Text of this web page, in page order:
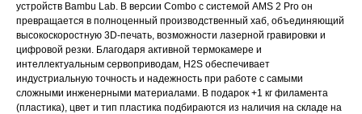
устройств Bambu Lab. В версии Combo с системой AMS 2 Pro он
превращается в полноценный производственный хаб, объединяющий
высокоскоростную 3D-печать, возможности лазерной гравировки и
цифровой резки. Благодаря активной термокамере и
интеллектуальным сервоприводам, H2S обеспечивает
индустриальную точность и надежность при работе с самыми
сложными инженерными материалами. В подарок +1 кг филамента
(пластика), цвет и тип пластика подбираются из наличия на складе на